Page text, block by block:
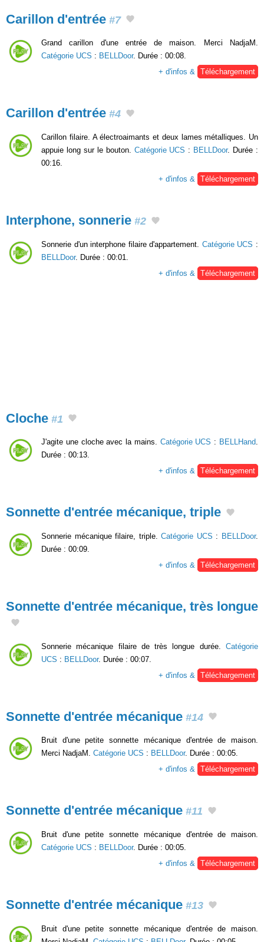
Carillon d'entrée #7
Grand carillon d'une entrée de maison. Merci NadjaM.
Catégorie UCS : BELLDoor. Durée : 00:08.
+ d'infos & Téléchargement
Carillon d'entrée #4
Carillon filaire. A électroaimants et deux lames métalliques. Un
appuie long sur le bouton. Catégorie UCS : BELLDoor. Durée :
00:16.
+ d'infos &
Téléchargement
Interphone, sonnerie #2
Sonnerie d'un interphone filaire d'appartement. Catégorie UCS :
BELLDoor. Durée : 00:01.
+ d'infos &
Téléchargement
Cloche #1
J'agite une cloche avec la mains. Catégorie UCS : BELLHand.
Durée : 00:13.
+ d'infos & Téléchargement
Sonnette d'entrée mécanique, triple
Sonnerie mécanique filaire, triple.Catégorie UCS : BELLDoor.
Durée : 00:09.
+ d'infos &
Téléchargement
Sonnette d'entrée mécanique, très longue
Sonnerie mécanique filaire de très longue durée. Catégorie
UCS : BELLDoor. Durée : 00:07.
+ d'infos &
Téléchargement
Sonnette d'entrée mécanique #14
Bruit d'une petite sonnette mécanique d'entrée de maison.
Merci NadjaM. Catégorie UCS : BELLDoor. Durée : 00:05.
+ d'infos & Téléchargement
Sonnette d'entrée mécanique #11
Bruit d'une petite sonnette mécanique d'entrée de maison.
Catégorie UCS : BELLDoor. Durée : 00:05.
+ d'infos &
Téléchargement
Sonnette d'entrée mécanique #13
Bruit d'une petite sonnette mécanique d'entrée de maison.